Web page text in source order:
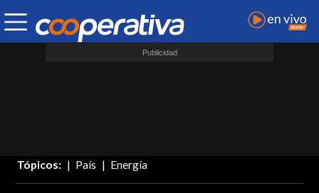
Tópicos: País Energía